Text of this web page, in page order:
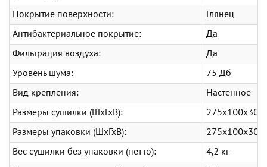
Покрытие поверхности: Глянец
Антибактериальное покрытие: Да
Фильтрация воздуха: Да
Уровень шума: 75 Дб
Вид крепления: Настенное
Размеры сушилки (ШхГхВ): 275х100х300
Размеры упаковки (ШхГхВ): 275х100х300
Вес сушилки без упаковки (нетто): 4,2 кг